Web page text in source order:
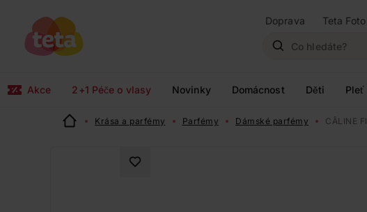
Doprava Teta Foto
Akce 2+1 Péče o vlasy Novinky Domácnost Děti Pleť
Krása a parfémy Parfémy Dámské parfémy CÂLINE